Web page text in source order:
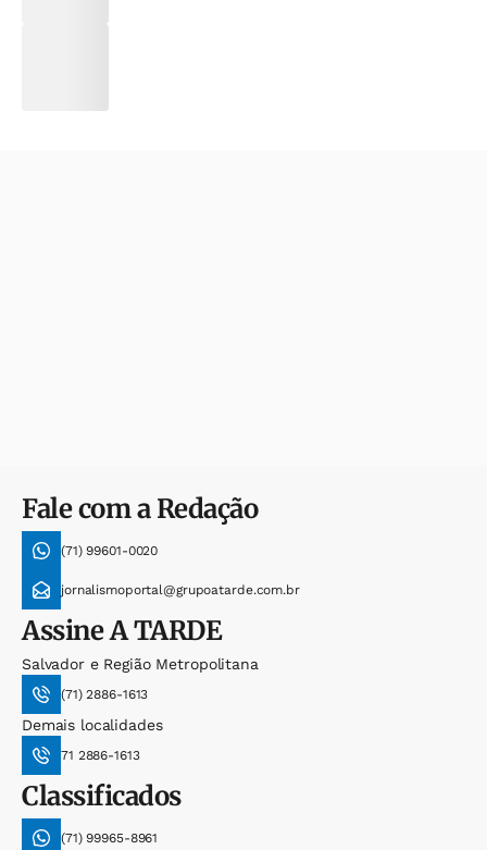
Fale com a Redação
(71) 99601-0020
jornalismoportal@grupoatarde.com.br
AssineA TARDE
Salvador e Região Metropolitana
(71) 2886-1613
Demais localidades
71 2886-1613
Classificados
(71) 99965-8961